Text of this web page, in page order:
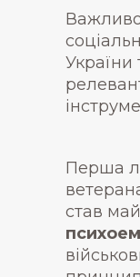
України
Перша
став